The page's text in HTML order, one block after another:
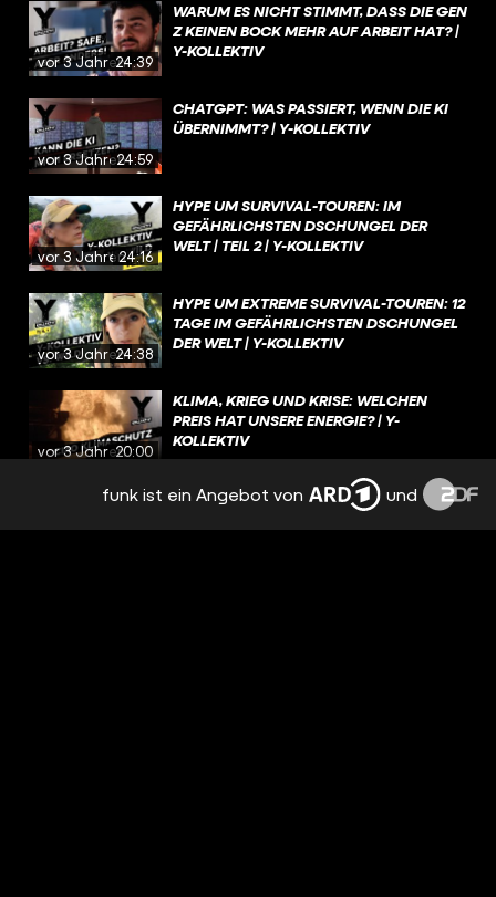
vor 3 Jahren24:39
WARUM ES NICHT STIMMT, DASS DIE GEN
Z KEINEN BOCK MEHR AUF ARBEIT HAT? |
Y-KOLLEKTIV
vor 3 Jahren24:59
CHATGPT: WAS PASSIERT, WENN DIE KI
ÜBERNIMMT? | Y-KOLLEKTIV
vor 3 Jahren24:16
HYPE UM SURVIVAL-TOUREN: IM
GEFÄHRLICHSTEN DSCHUNGEL DER
WELT | TEIL 2 | Y-KOLLEKTIV
vor 3 Jahren24:38
HYPE UM EXTREME SURVIVAL-TOUREN: 12
TAGE IM GEFÄHRLICHSTEN DSCHUNGEL
DER WELT | Y-KOLLEKTIV
vor 3 Jahren20:00
KLIMA, KRIEG UND KRISE: WELCHEN
PREIS HAT UNSERE ENERGIE? | Y-
KOLLEKTIV
GEFÄNGNIS & LETZTE ZUFLUCHT: VON
DER FAMILIE IN DIE PSYCHIATRIE
funk ist ein Angebot von und